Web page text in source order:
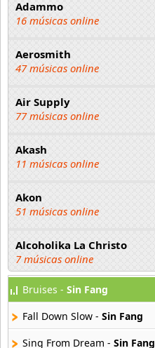
Adammo
16 músicas online
Aerosmith
47 músicas online
Air Supply
77 músicas online
Akash
11 músicas online
Akon
51 músicas online
Alcoholika La Christo
7 músicas online
Atajo
22 músicas online
Banane Metalik
Bruises - Sin Fang
Fall Down Slow - Sin Fang
Sing From Dream - Sin Fang